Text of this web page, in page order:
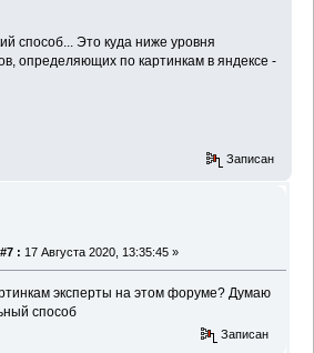
способ... Это куда ниже уровня
определяющих по картинкам в яндексе -
Записан
: 17 Августа 2020, 13:35:45 »
эксперты на этом форуме? Думаю
способ
Записан